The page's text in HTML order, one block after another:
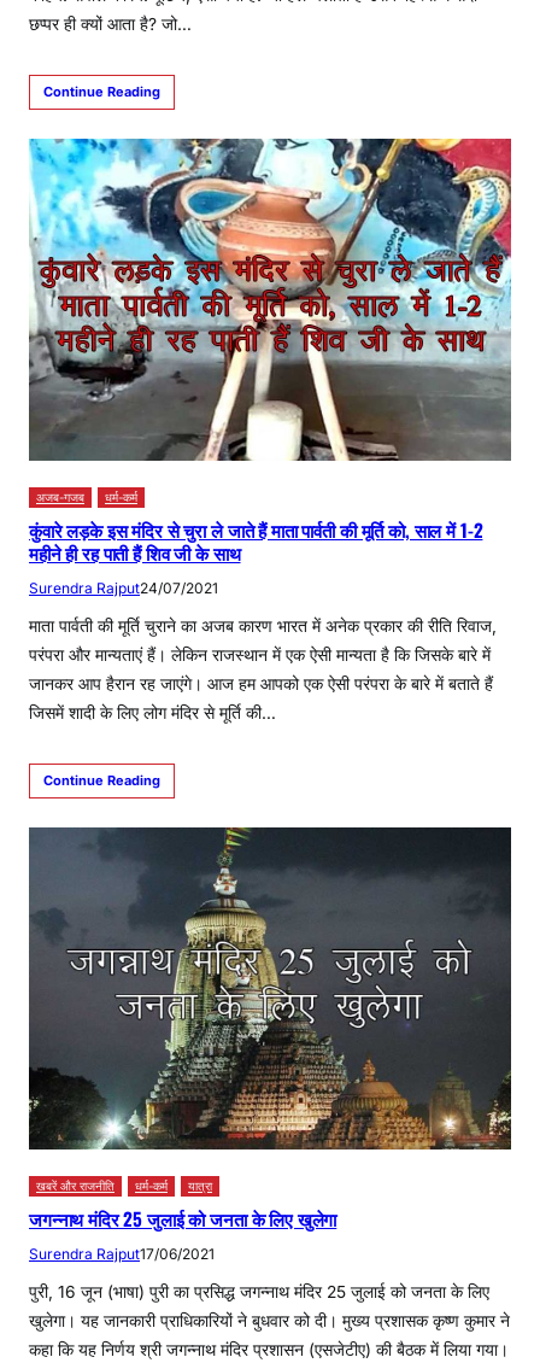
छप्पर ही क्यों आता है? जो…
Continue Reading
अजब-गजब धर्म-कर्म
कुंवारे लड़के इस मंदिर से चुरा ले जाते हैं माता पार्वती की मूर्ति को, साल में 1-2
महीने ही रह पाती हैं शिव जी के साथ
Surendra Rajput24/07/2021
माता पार्वती की मूर्ति चुराने का अजब कारण भारत में अनेक प्रकार की रीति रिवाज,
परंपरा और मान्यताएं हैं। लेकिन राजस्थान में एक ऐसी मान्यता है कि जिसके बारे में
जानकर आप हैरान रह जाएंगे। आज हम आपको एक ऐसी परंपरा के बारे में बताते हैं
जिसमें शादी के लिए लोग मंदिर से मूर्ति की…
Continue Reading
खबरें और राजनीति धर्म-कर्म यात्रा
जगन्नाथ मंदिर 25 जुलाई को जनता के लिए खुलेगा
Surendra Rajput17/06/2021
पुरी, 16 जून (भाषा) पुरी का प्रसिद्ध जगन्नाथ मंदिर 25 जुलाई को जनता के लिए
खुलेगा। यह जानकारी प्राधिकारियों ने बुधवार को दी। मुख्य प्रशासक कृष्ण कुमार ने
कहा कि यह निर्णय श्री जगन्नाथ मंदिर प्रशासन (एसजेटीए) की बैठक में लिया गया।